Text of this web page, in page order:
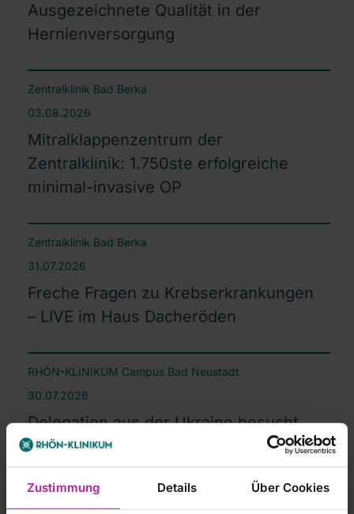
Zustimmung Details Über Cookies
Ausgezeichnete Qualität in der
Hernienversorgung
Zentralklinik Bad Berka
03.08.2026
Mitralklappenzentrum der
Zentralklinik: 1.750ste erfolgreiche
minimal-invasive OP
Zentralklinik Bad Berka
31.07.2026
Freche Fragen zu Krebserkrankungen
– LIVE im Haus Dacheröden
RHÖN-KLINIKUM Campus Bad Neustadt
30.07.2026
Delegation aus der Ukraine besucht
RHÖN-KLINIKUM Campus Bad
Neustadt – Fokus auf Telemedizin